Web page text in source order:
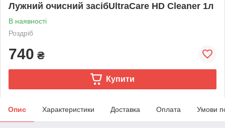
Лужний очисний засібUltraCare HD Cleaner 1л
В наявності
Роздріб
740 ₴
Купити
Опис Характеристики Доставка Оплата Умови